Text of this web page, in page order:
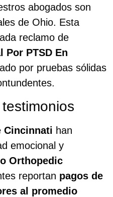
abogados son
de Ohio. Esta
reclamo de
Por PTSD En
por pruebas sólidas
Cincinnati han
emocional y
Orthopedic
reportan pagos de
al promedio